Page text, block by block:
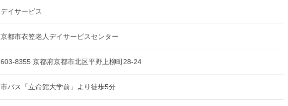
デイサービス
京都市衣笠老人デイサービスセンター
603-8355 京都府京都市北区平野上柳町28-24
市バス「立命館大学前」より徒歩5分